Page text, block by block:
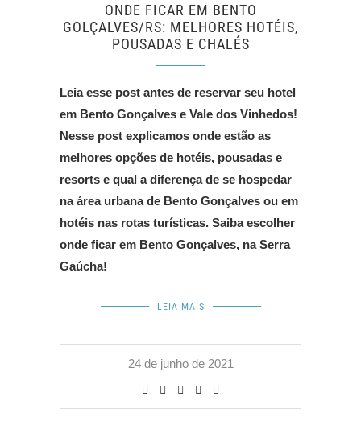
ONDE FICAR EM BENTO
GOLÇALVES/RS: MELHORES HOTÉIS,
POUSADAS E CHALÉS
Leia esse post antes de reservar seu hotel
em Bento Gonçalves e Vale dos Vinhedos!
Nesse post explicamos onde estão as
melhores opções de hotéis, pousadas e
resorts e qual a diferença de se hospedar
na área urbana de Bento Gonçalves ou em
hotéis nas rotas turísticas. Saiba escolher
onde ficar em Bento Gonçalves, na Serra
Gaúcha!
LEIA MAIS
24 de junho de 2021